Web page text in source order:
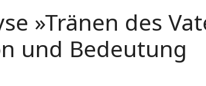
»Tränen des
und Bedeutung